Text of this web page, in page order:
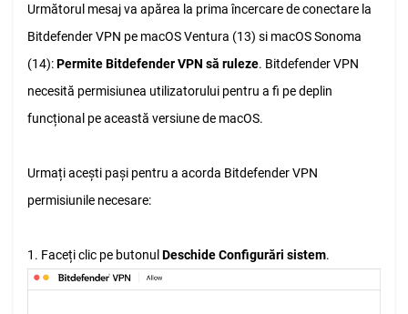
Următorul mesaj va apărea la prima încercare de conectare la
Bitdefender VPN pe macOS Ventura (13) si macOS Sonoma
(14):Permite Bitdefender VPN să ruleze. Bitdefender VPN
necesită permisiunea utilizatorului pentru a fi pe deplin
funcțional pe această versiune de macOS.
Urmați acești pași pentru a acorda Bitdefender VPN
permisiunile necesare:
1. Faceți clic pe butonul Deschide Configurări sistem.